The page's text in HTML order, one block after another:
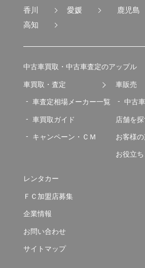
香川
愛媛
高知
鹿児島
中古車買取・中古車査定のアップル
車買取・査定
車査定相場メーカー一覧
車買取ガイド
キャンペーン・ＣＭ
車販売
中古
店舗を
お客様
お役立
レンタカー
ＦＣ加盟店募集
企業情報
お問い合わせ
サイトマップ